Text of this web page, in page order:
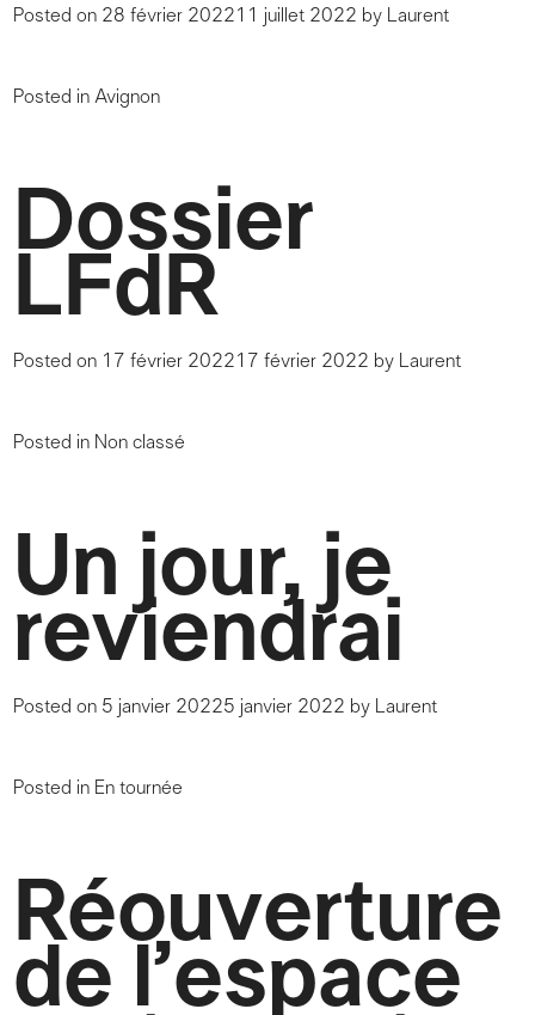
Posted on 28 février 202211 juillet 2022 by Laurent
Posted in Avignon
Dossier
LFdR
Posted on 17 février 202217 février 2022 by Laurent
Posted in Non classé
Un jour, je
reviendrai
Posted on 5 janvier 20225 janvier 2022 by Laurent
Posted in En tournée
Réouverture
de l’espace